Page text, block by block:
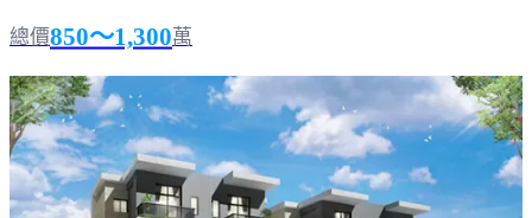
總價850～1,300萬